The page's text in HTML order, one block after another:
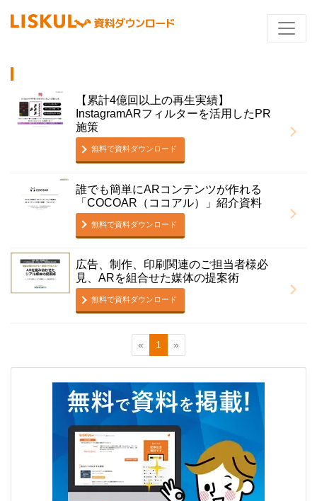
【累計4億回以上の再生実績】
InstagramARフィルターを活用したPR
施策
無料で資料ダウンロード
誰でも簡単にARコンテンツが作れる
「COCOAR（ココアル）」紹介資料
無料で資料ダウンロード
広告、制作、印刷関連のご担当者様必
見、ARを組合せた媒体の提案術
無料で資料ダウンロード
« 1 »